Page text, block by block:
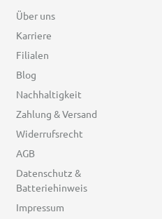
Über uns
Karriere
Filialen
Blog
Nachhaltigkeit
Zahlung & Versand
Widerrufsrecht
AGB
Datenschutz &
Batteriehinweis
Impressum